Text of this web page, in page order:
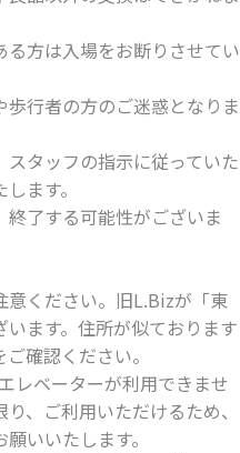
る方は入場をお断りさせてい
歩行者の方のご迷惑となりま
スタッフの指示に従っていた
ます。
終了する可能性がございま
意ください。旧L.Bizが「東
ます。住所が似ております
確認ください。
レベーターが利用できませ
、ご利用いただけるため、
いいたします。